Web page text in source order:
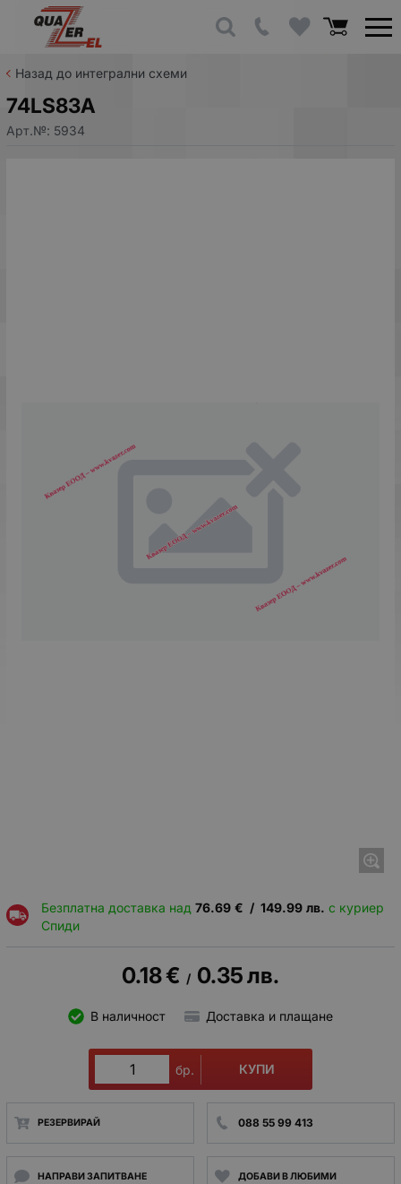
Назад до интегрални схеми
74LS83A
Арт.№: 5934
Безплатна доставка над 76.69 € / 149.99 лв. с куриер
Спиди
0.18€ / 0.35лв.
В наличност Доставка и плащане
бр. КУПИ
РЕЗЕРВИРАЙ 088 55 99 413
НАПРАВИ ЗАПИТВАНЕ ДОБАВИ В ЛЮБИМИ